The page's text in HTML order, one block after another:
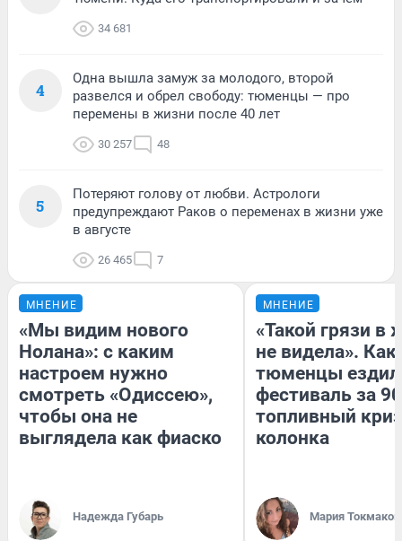
34 681
4
Одна вышла замуж за молодого, второй
развелся и обрел свободу: тюменцы — про
перемены в жизни после 40 лет
30 257 48
5
Потеряют голову от любви. Астрологи
предупреждают Раков о переменах в жизни уже
в августе
26 465 7
МНЕНИЕ
«Мы видим нового
Нолана»: с каким
настроем нужно
смотреть «Одиссею»,
чтобы она не
выглядела как фиаско
Надежда Губарь
МНЕНИЕ
«Такой грязи в
не видела». Как
тюменцы
фестиваль за
топливный
колонка
Мария